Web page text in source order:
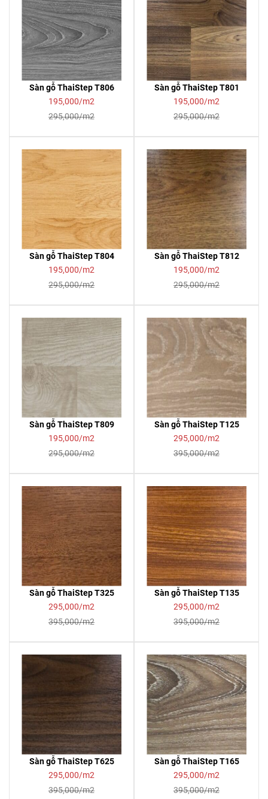
Sàn gỗ ThaiStep T806
195,000/m2
295,000/m2
Sàn gỗ ThaiStep T801
195,000/m2
295,000/m2
Sàn gỗ ThaiStep T804
195,000/m2
295,000/m2
Sàn gỗ ThaiStep T812
195,000/m2
295,000/m2
Sàn gỗ ThaiStep T809
195,000/m2
295,000/m2
Sàn gỗ ThaiStep T125
295,000/m2
395,000/m2
Sàn gỗ ThaiStep T325
295,000/m2
395,000/m2
Sàn gỗ ThaiStep T135
295,000/m2
395,000/m2
Sàn gỗ ThaiStep T625
295,000/m2
395,000/m2
Sàn gỗ ThaiStep T165
295,000/m2
395,000/m2